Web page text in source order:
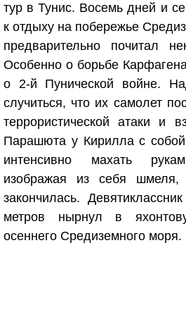
тур в Тунис. Восемь дней и
к отдыху на побережье
предварительно почитал
Особенно о борьбе
о 2-й Пунической войне.
случиться, что их самолет
террористической атаки и
Парашюта у Кирилла с
интенсивно махать
изображая из себя
закончилась.
метров нырнул в
осеннего Средиземного моря.